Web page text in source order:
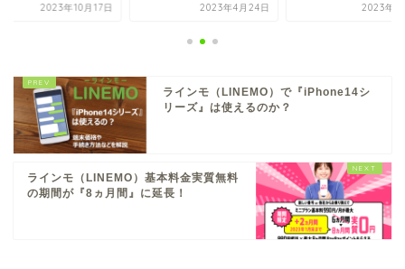
2023年10月17日 2023年4月24日 2023年2
ラインモ（LINEMO）で『iPhone14シ
リーズ』は使えるのか？
ラインモ（LINEMO）基本料金実質無料
の期間が『8ヵ月間』に延長！